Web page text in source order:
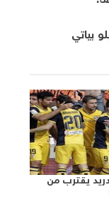
بياتي
يقترب من